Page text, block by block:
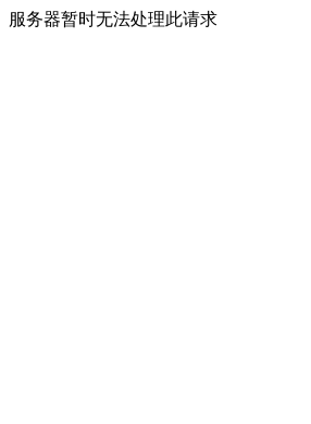
服务器暂时无法处理此请求